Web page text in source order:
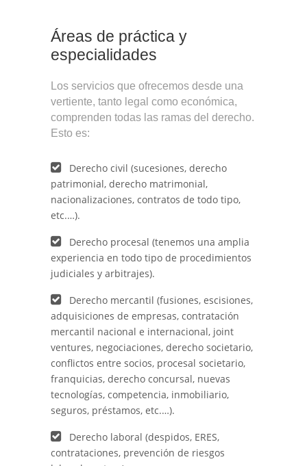
Áreas de práctica y
especialidades
Los servicios que ofrecemos desde una
vertiente, tanto legal como económica,
comprenden todas las ramas del derecho.
Esto es:
Derecho civil (sucesiones, derecho
patrimonial, derecho matrimonial,
nacionalizaciones, contratos de todo tipo,
etc.…).
Derecho procesal (tenemos una amplia
experiencia en todo tipo de procedimientos
judiciales y arbitrajes).
Derecho mercantil (fusiones, escisiones,
adquisiciones de empresas, contratación
mercantil nacional e internacional, joint
ventures, negociaciones, derecho societario,
conflictos entre socios, procesal societario,
franquicias, derecho concursal, nuevas
tecnologías, competencia, inmobiliario,
seguros, préstamos, etc.…).
Derecho laboral (despidos, ERES,
contrataciones, prevención de riesgos